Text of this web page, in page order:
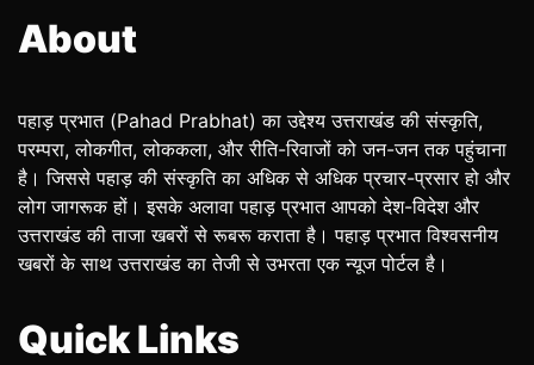
About
पहाड़ प्रभात (Pahad Prabhat) का उद्देश्य उत्तराखंड की संस्कृति,
परम्परा, लोकगीत, लोककला, और रीति-रिवाजों को जन-जन तक पहुंचाना
है। जिससे पहाड़ की संस्कृति का अधिक से अधिक प्रचार-प्रसार हो और
लोग जागरूक हों। इसके अलावा पहाड़ प्रभात आपको देश-विदेश और
उत्तराखंड की ताजा खबरों से रूबरू कराता है। पहाड़ प्रभात विश्वसनीय
खबरों के साथ उत्तराखंड का तेजी से उभरता एक न्यूज पोर्टल है।
Quick Links